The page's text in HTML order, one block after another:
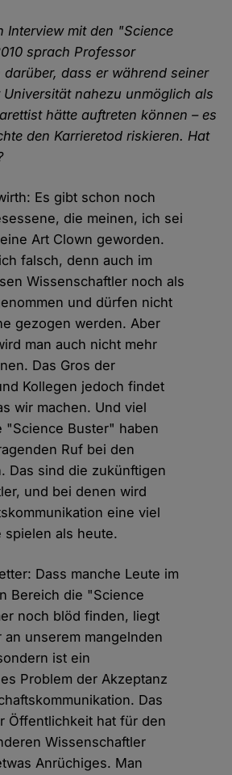
Interview mit den "Science
sprach Professor
darüber, dass er während seiner
nahezu unmöglich als
hätte auftreten können – es
den Karrieretod riskieren. Hat
Es gibt schon noch
die meinen, ich sei
Art Clown geworden.
falsch, denn auch im
Wissenschaftler noch als
und dürfen nicht
gezogen werden. Aber
man auch nicht mehr
Das Gros der
Kollegen jedoch findet
wir machen. Und viel
"Science Buster" haben
Ruf bei den
Das sind die zukünftigen
und bei denen wird
eine viel
spielen als heute.
Dass manche Leute im
Bereich die "Science
noch blöd finden, liegt
an unserem mangelnden
ist ein
Problem der Akzeptanz
Das
Öffentlichkeit hat für den
Wissenschaftler
Anrüchiges. Man